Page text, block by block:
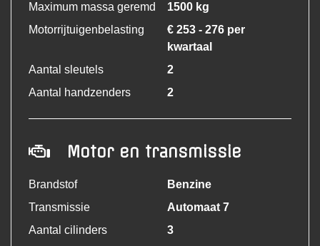
Maximum massa geremd
1500 kg
Motorrijtuigenbelasting
€ 253 - 276 per
kwartaal
Aantal sleutels
2
Aantal handzenders
2
Motor en transmissie
Brandstof
Benzine
Transmissie
Automaat 7
Aantal cilinders
3